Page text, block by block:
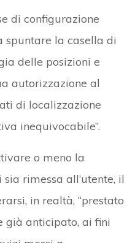
di configurazione
spuntare la casella di
delle posizioni e
autorizzazione al
di localizzazione
inequivocabile”.
o meno la
rimessa all’utente, il
in realtà, “prestato
già anticipato, ai fini